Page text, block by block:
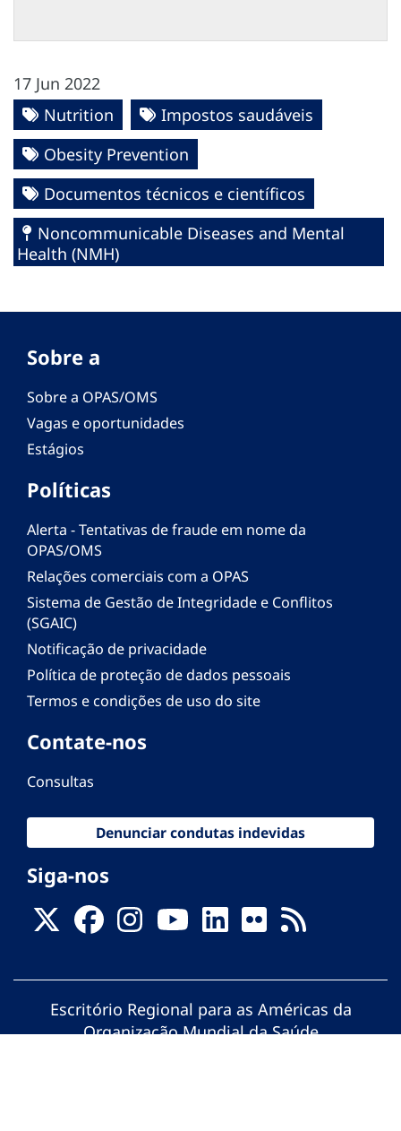
17 Jun 2022
Nutrition
Impostos saudáveis
Obesity Prevention
Documentos técnicos e científicos
Noncommunicable Diseases and Mental
Health (NMH)
Sobre a
Sobre a OPAS/OMS
Vagas e oportunidades
Estágios
Políticas
Alerta - Tentativas de fraude em nome da
OPAS/OMS
Relações comerciais com a OPAS
Sistema de Gestão de Integridade e Conflitos
(SGAIC)
Notificação de privacidade
Política de proteção de dados pessoais
Termos e condições de uso do site
Contate-nos
Consultas
Denunciar condutas indevidas
Siga-nos
Escritório Regional para as Américas da
Organização Mundial da Saúde